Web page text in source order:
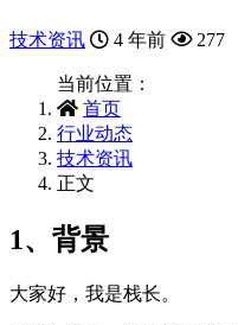
技术资讯 4 年前 277
当前位置：
首页
行业动态
技术资讯
正文
1、背景
大家好，我是栈长。